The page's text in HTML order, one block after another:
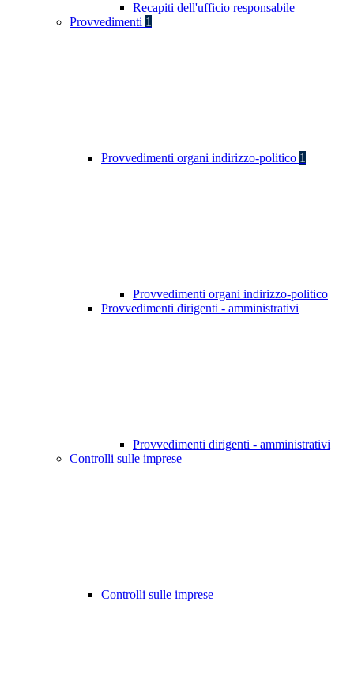
Recapiti dell'ufficio responsabile
Provvedimenti 1
Provvedimenti organi indirizzo-politico 1
Provvedimenti organi indirizzo-politico
Provvedimenti dirigenti - amministrativi
Provvedimenti dirigenti - amministrativi
Controlli sulle imprese
Controlli sulle imprese